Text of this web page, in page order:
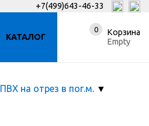
+7(499)643-46-33
КАТАЛОГ
0
Корзина
Empty
ПВХ на отрез в пог.м. ▼